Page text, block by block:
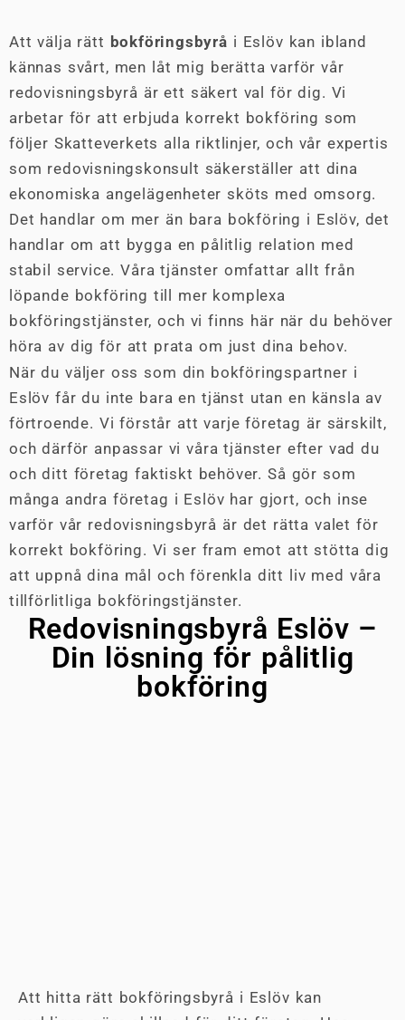
Att välja rätt bokföringsbyrå i Eslöv kan ibland
kännas svårt, men låt mig berätta varför vår
redovisningsbyrå är ett säkert val för dig. Vi
arbetar för att erbjuda korrekt bokföring som
följer Skatteverkets alla riktlinjer, och vår expertis
som redovisningskonsult säkerställer att dina
ekonomiska angelägenheter sköts med omsorg.
Det handlar om mer än bara bokföring i Eslöv, det
handlar om att bygga en pålitlig relation med
stabil service. Våra tjänster omfattar allt från
löpande bokföring till mer komplexa
bokföringstjänster, och vi finns här när du behöver
höra av dig för att prata om just dina behov.
När du väljer oss som din bokföringspartner i
Eslöv får du inte bara en tjänst utan en känsla av
förtroende. Vi förstår att varje företag är särskilt,
och därför anpassar vi våra tjänster efter vad du
och ditt företag faktiskt behöver. Så gör som
många andra företag i Eslöv har gjort, och inse
varför vår redovisningsbyrå är det rätta valet för
korrekt bokföring. Vi ser fram emot att stötta dig
att uppnå dina mål och förenkla ditt liv med våra
tillförlitliga bokföringstjänster.
Redovisningsbyrå Eslöv –
Din lösning för pålitlig
bokföring
Att hitta rätt bokföringsbyrå i Eslöv kan